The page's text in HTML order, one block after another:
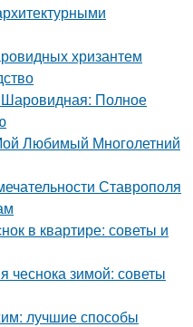
хризантем
Полное
Любимый Многолетний
Ставрополя
в квартире: советы и
чеснока зимой: советы
лучшие способы